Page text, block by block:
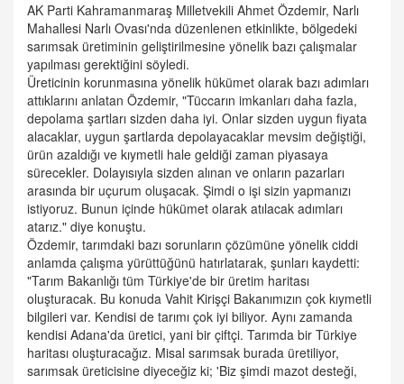
AK Parti Kahramanmaraş Milletvekili Ahmet Özdemir, Narlı
Mahallesi Narlı Ovası'nda düzenlenen etkinlikte, bölgedeki
sarımsak üretiminin geliştirilmesine yönelik bazı çalışmalar
yapılması gerektiğini söyledi.
Üreticinin korunmasına yönelik hükümet olarak bazı adımları
attıklarını anlatan Özdemir, "Tüccarın imkanları daha fazla,
depolama şartları sizden daha iyi. Onlar sizden uygun fiyata
alacaklar, uygun şartlarda depolayacaklar mevsim değiştiği,
ürün azaldığı ve kıymetli hale geldiği zaman piyasaya
sürecekler. Dolayısıyla sizden alınan ve onların pazarları
arasında bir uçurum oluşacak. Şimdi o işi sizin yapmanızı
istiyoruz. Bunun içinde hükümet olarak atılacak adımları
atarız." diye konuştu.
Özdemir, tarımdaki bazı sorunların çözümüne yönelik ciddi
anlamda çalışma yürüttüğünü hatırlatarak, şunları kaydetti:
"Tarım Bakanlığı tüm Türkiye'de bir üretim haritası
oluşturacak. Bu konuda Vahit Kirişçi Bakanımızın çok kıymetli
bilgileri var. Kendisi de tarımı çok iyi biliyor. Aynı zamanda
kendisi Adana'da üretici, yani bir çiftçi. Tarımda bir Türkiye
haritası oluşturacağız. Misal sarımsak burada üretiliyor,
sarımsak üreticisine diyeceğiz ki; 'Biz şimdi mazot desteği,